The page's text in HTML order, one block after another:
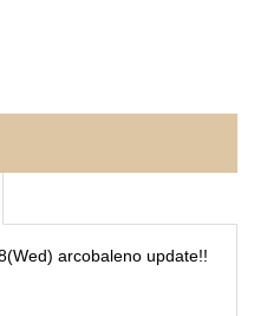
arcobaleno update!!